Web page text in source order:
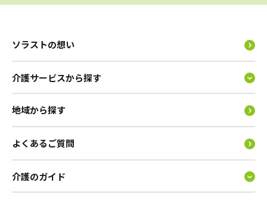
ソラストの想い
介護サービスから探す
地域から探す
よくあるご質問
介護のガイド